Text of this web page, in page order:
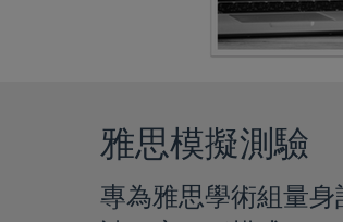
雅思模擬測驗
專為雅思學術組量